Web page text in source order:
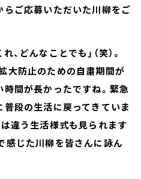
らご応募いただいた川柳をご
どんなことでも」（笑）。
大防止のための自粛期間が
時間が長かったですね。緊急
普段の生活に戻ってきていま
違う生活様式も見られます
感じた川柳を皆さんに詠ん